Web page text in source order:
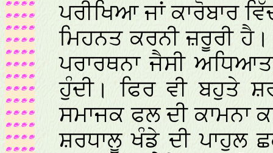
ਪਰੀਖਿਆ ਜਾਂ ਕਾਰੋਬਾਰ
ਮਿਹਨਤ ਕਰਨੀ ਜ਼ਰੂਰੀ
ਪਰਾਰਥਨਾ ਜੈਸੀ
ਹੁੰਦੀ। ਫਿਰ ਵੀ ਬਹੁਤੇ
ਸਮਾਜਕ ਫਲ ਦੀ ਕਾਮਨਾ
ਸ਼ਰਧਾਲੂ ਖੰਡੇ ਦੀ ਪਾਹੁਲ